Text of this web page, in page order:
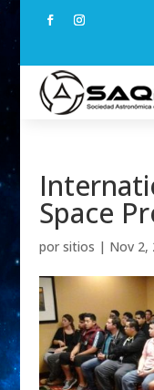
Space
por sitios | Nov 2,